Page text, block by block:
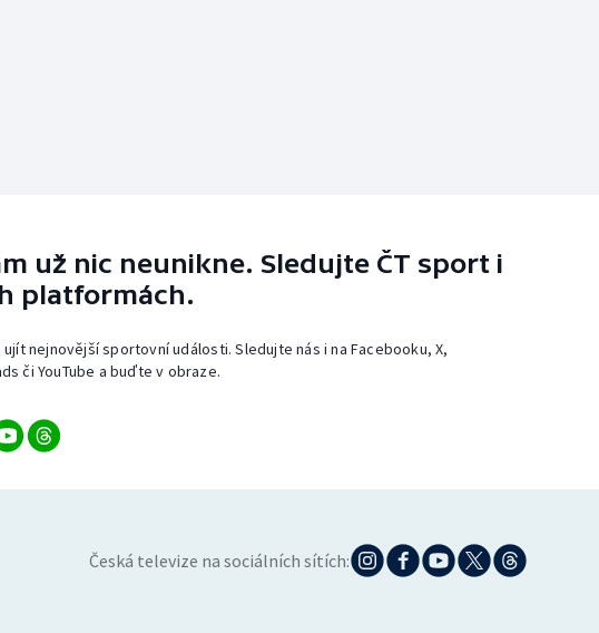
už nic neunikne. Sledujte ČT sport i
platformách.
nejnovější sportovní události. Sledujte nás i na Facebooku, X,
či YouTube a buďte v obraze.
Česká televize na sociálních sítích: